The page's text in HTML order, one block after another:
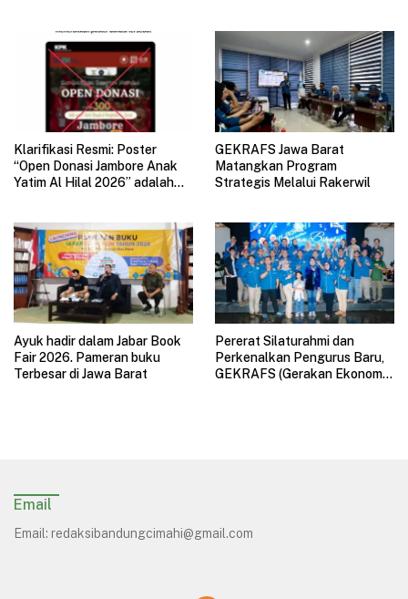
Klarifikasi Resmi: Poster
“Open Donasi Jambore Anak
Yatim Al Hilal 2026” adalah
GEKRAFS Jawa Barat
Matangkan Program
Strategis Melalui Rakerwil
Ayuk hadir dalam Jabar Book
Fair 2026. Pameran buku
Terbesar di Jawa Barat
Pererat Silaturahmi dan
Perkenalkan Pengurus Baru,
GEKRAFS (Gerakan Ekonomi
Email
Email: redaksibandungcimahi@gmail.com